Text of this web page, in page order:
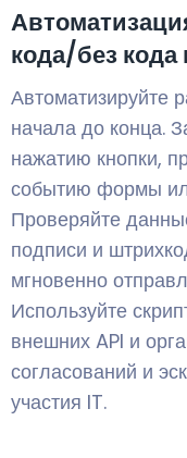
кода/без
Автоматизируйте
начала до конца.
нажатию кнопки,
событию формы
Проверяйте
подписи и
мгновенно
Используйте
внешних API и
согласований и
участия IT.